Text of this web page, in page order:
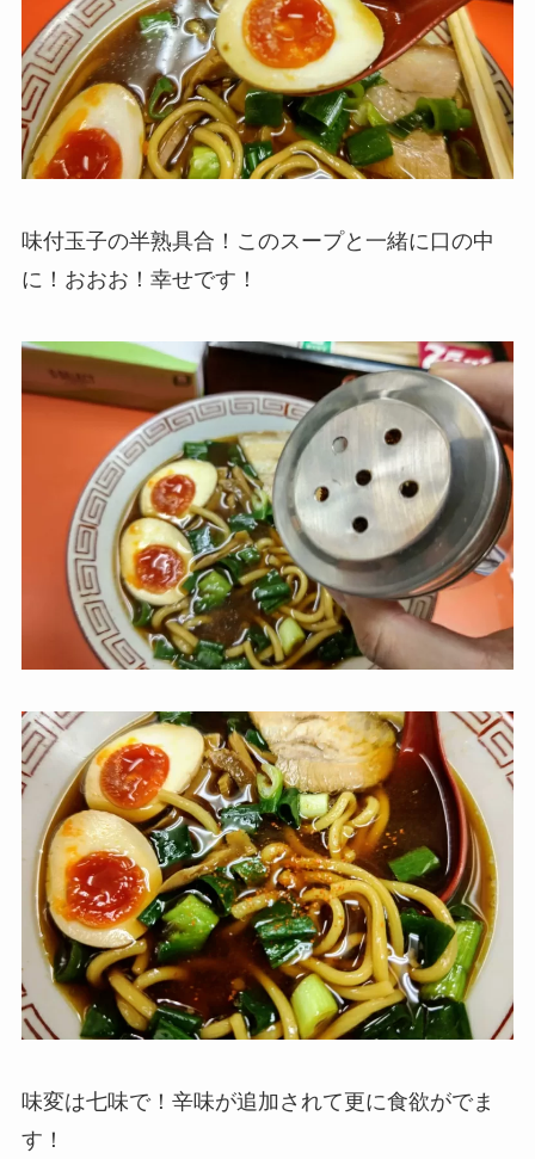
味付玉子の半熟具合！このスープと一緒に口の中
に！おおお！幸せです！
味変は七味で！辛味が追加されて更に食欲がでま
す！